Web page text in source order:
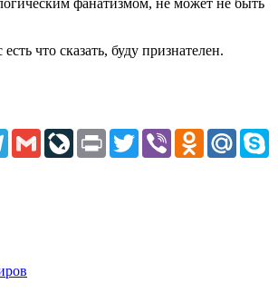
что сказать, буду признателен.
Telegram
Gmail LiveJournal
Print TwitterViber